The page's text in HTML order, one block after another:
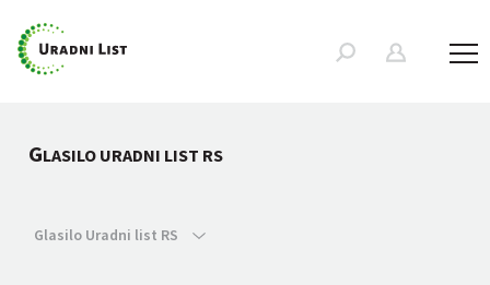
GLASILO URADNI LIST RS
Glasilo Uradni list RS